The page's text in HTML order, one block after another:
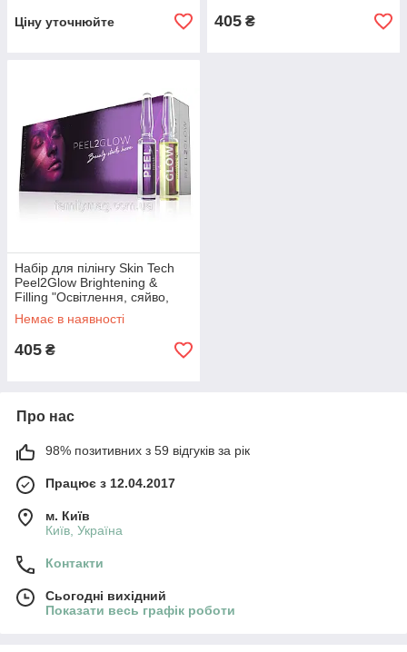
Ціну уточнюйте 405 ₴
Набір для пілінгу Skin Tech
Peel2Glow Brightening &
Filling "Освітлення, сяйво,
ліфтинг"
Немає в наявності
405 ₴
Про нас
98% позитивних з 59 відгуків за рік
Працює з 12.04.2017
м. Київ
Київ, Україна
Контакти
Сьогодні вихідний
Показати весь графік роботи